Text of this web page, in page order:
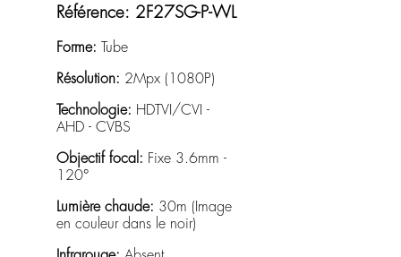
Référence: 2F27SG-P-WL
Forme: Tube
Résolution: 2Mpx (1080P)
Technologie: HDTVI/CVI -
AHD - CVBS
Objectif focal: Fixe 3.6mm -
120°
Lumière chaude: 30m (Image
en couleur dans le noir)